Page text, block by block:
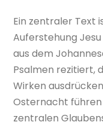
Ein zentraler Text
Auferstehung
aus dem
Psalmen rezitiert,
Wirken
Osternacht führen
zentralen